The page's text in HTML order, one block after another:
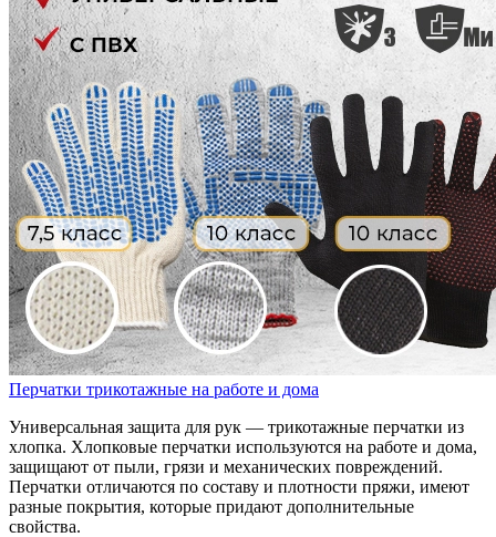
Перчатки трикотажные на работе и дома
Универсальная защита для рук — трикотажные перчатки из
хлопка. Хлопковые перчатки используются на работе и дома,
защищают от пыли, грязи и механических повреждений.
Перчатки отличаются по составу и плотности пряжи, имеют
разные покрытия, которые придают дополнительные
свойства.